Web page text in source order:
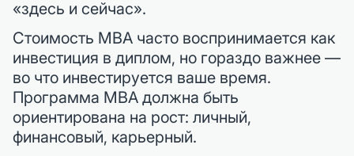
«здесь и сейчас».
Стоимость MBA часто воспринимается как
инвестиция в диплом, но гораздо важнее —
во что инвестируется ваше время.
Программа MBA должна быть
ориентирована на рост: личный,
финансовый, карьерный.